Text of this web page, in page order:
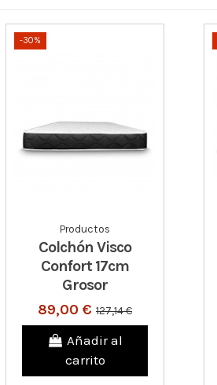
-30%
Productos
Colchón Visco
Confort 17cm
Grosor
89,00 € 127,14 €
Añadir al
carrito